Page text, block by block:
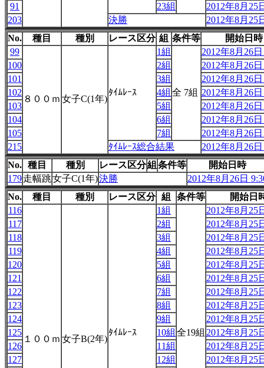
91
23組
2012年8月25
203
決勝
2012年8月25
No.
種目 種別 レース区分 組 条件等
開始日時
99
８００ｍ 女子C(1年)
ﾀｲﾑﾚｰｽ
1組
全 7組
2012年8月26
100
2組
2012年8月26
101
3組
2012年8月26
102
4組
2012年8月26
103
5組
2012年8月26
104
6組
2012年8月26
105
7組
2012年8月26
215
ﾀｲﾑﾚｰｽ総合結果
2012年8月26
No. 種目 種別 レース区分組 条件等
開始日時
179走幅跳女子C(1年)決勝
2012年8月26日
No.
種目 種別 レース区分 組 条件等
開始日
116
１００ｍ 女子B(2年)
ﾀｲﾑﾚｰｽ
1組
全19組
2012年8月25
117
2組
2012年8月25
118
3組
2012年8月25
119
4組
2012年8月25
120
5組
2012年8月25
121
6組
2012年8月25
122
7組
2012年8月25
123
8組
2012年8月25
124
9組
2012年8月25
125
10組
2012年8月25
126
11組
2012年8月25
127
12組
2012年8月25